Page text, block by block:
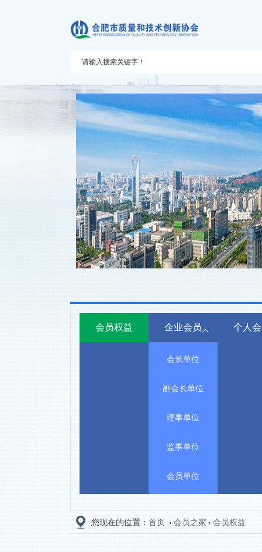
质量技术服务
会员权益 企业会员
会长单位
副会长单位
理事单位
监事单位
会员单位
个人
您现在的位置： 首页 › 会员之家 › 会员权益